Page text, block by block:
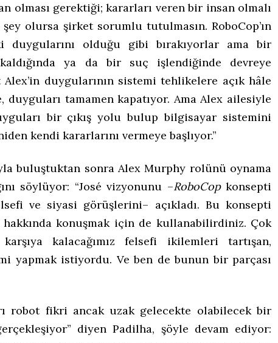
olması gerektiği; kararları veren bir insan olmalı
olursa şirket sorumlu tutulmasın. RoboCop’ın
duygularını olduğu gibi bırakıyorlar ama bir
ya da bir suç işlendiğinde devreye
duygularının sistemi tehlikelere açık hâle
tamamen kapatıyor. Ama Alex ailesiyle
bir çıkış yolu bulup bilgisayar sistemini
kendi kararlarını vermeye başlıyor.”
buluştuktan sonra Alex Murphy rolünü oynama
söylüyor: “José vizyonunu –RoboCopkonsepti
ve siyasi görüşlerini– açıkladı. Bu konsepti
konuşmak için de kullanabilirdiniz. Çok
kalacağımız felsefi ikilemleri tartışan,
yapmak istiyordu. Ve ben de bunun bir parçası
robot fikri ancak uzak gelecekte olabilecek bir
diyen Padilha, şöyle devam ediyor: